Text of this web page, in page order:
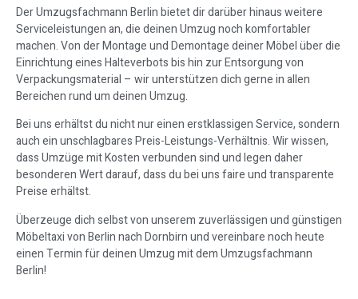
Der Umzugsfachmann Berlin bietet dir darüber hinaus weitere
Serviceleistungen an, die deinen Umzug noch komfortabler
machen. Von der Montage und Demontage deiner Möbel über die
Einrichtung eines Halteverbots bis hin zur Entsorgung von
Verpackungsmaterial – wir unterstützen dich gerne in allen
Bereichen rund um deinen Umzug.
Bei uns erhältst du nicht nur einen erstklassigen Service, sondern
auch ein unschlagbares Preis-Leistungs-Verhältnis. Wir wissen,
dass Umzüge mit Kosten verbunden sind und legen daher
besonderen Wert darauf, dass du bei uns faire und transparente
Preise erhältst.
Überzeuge dich selbst von unserem zuverlässigen und günstigen
Möbeltaxi von Berlin nach Dornbirn und vereinbare noch heute
einen Termin für deinen Umzug mit dem Umzugsfachmann
Berlin!